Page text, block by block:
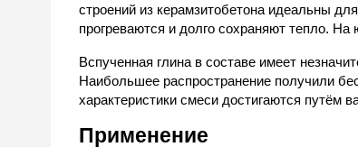
строений из керамзитобетона идеальны
прогреваются и долго сохраняют тепло.
Вспученная глина в составе имеет
Наибольшее распространение получили
характеристики смеси достигаются путём
Применение